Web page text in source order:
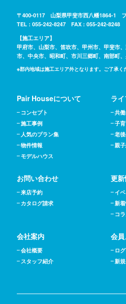
〒400-0117 山梨県甲斐市西八幡1864-1
TEL : 055-242-8247 FAX : 055-242-8248
【施工エリア】
甲府市、山梨市、笛吹市、甲州市、甲斐市
市、中央市、昭和町、市川三郷町、南部町
※郡内地域は施工エリア外となります。ご了承く
Pair Houseについて
コンセプト
施工事例
人気のプラン集
物件情報
モデルハウス
ラ
共
子
老
親
お問い合わせ
来店予約
カタログ請求
更
イ
新
コ
会社案内
会社概要
スタッフ紹介
会
ロ
新